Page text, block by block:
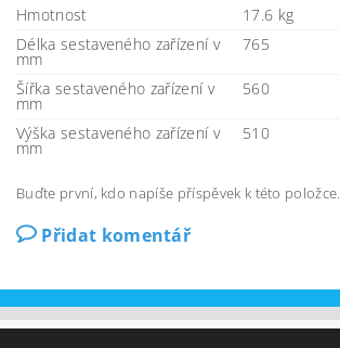
Hmotnost
17.6 kg
Délka sestaveného zařízení v
mm
765
Šířka sestaveného zařízení v
mm
560
Výška sestaveného zařízení v
mm
510
Buďte první, kdo napíše příspěvek k této položce.
Přidat komentář